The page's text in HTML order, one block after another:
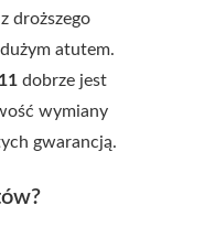
droższego
atutem.
dobrze jest
wymiany
gwarancją.